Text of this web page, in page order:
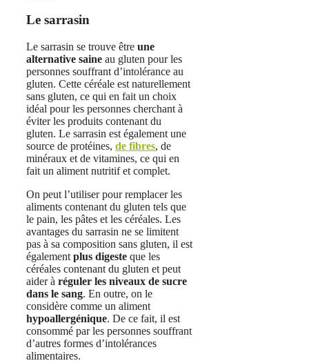
Le sarrasin
Le sarrasin se trouve être une
alternative saine au gluten pour les
personnes souffrant d’intolérance au
gluten. Cette céréale est naturellement
sans gluten, ce qui en fait un choix
idéal pour les personnes cherchant à
éviter les produits contenant du
gluten. Le sarrasin est également une
source de protéines, de fibres, de
minéraux et de vitamines, ce qui en
fait un aliment nutritif et complet.
On peut l’utiliser pour remplacer les
aliments contenant du gluten tels que
le pain, les pâtes et les céréales. Les
avantages du sarrasin ne se limitent
pas à sa composition sans gluten, il est
également plus digeste que les
céréales contenant du gluten et peut
aider à réguler les niveaux de sucre
dans le sang. En outre, on le
considère comme un aliment
hypoallergénique. De ce fait, il est
consommé par les personnes souffrant
d’autres formes d’intolérances
alimentaires.